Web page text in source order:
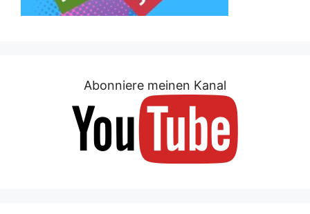
Abonniere meinen Kanal